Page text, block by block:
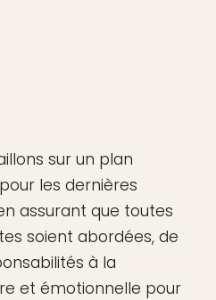
sur un plan
les dernières
assurant que toutes
soient abordées, de
à la
et émotionnelle pour